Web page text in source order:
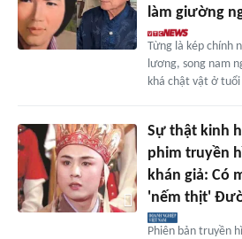
làm giường
Từng là kép chính
lương, song nam
khá chật vật ở tuổi
Sự thật kinh
phim truyền
khán giả: Có
'nếm thịt'
Phiên bản truyền